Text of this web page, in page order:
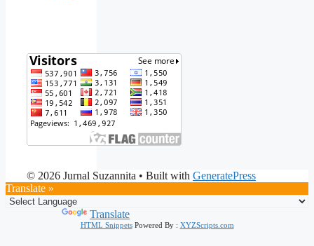
© 2026 Jurnal Suzannita • Built with GeneratePress
Translate »
Translate
HTML SnippetsPowered By : XYZScripts.com